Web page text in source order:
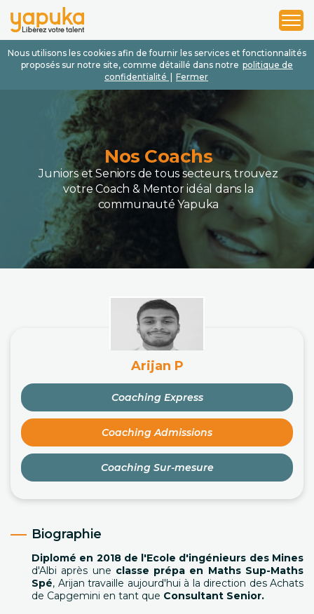
Nous utilisons les cookies afin de fournir les services et fonctionnalités
proposés sur notre site, comme détaillé dans notre politique de
confidentialité
Fermer
1
2
3
Nos Coachs
Juniors et Seniors de tous secteurs, trouvez
votre Coach & Mentor idéal dans la
communauté Yapuka
Arijan P
Coaching Express
Coaching Admissions
Coaching Sur-mesure
Biographie
Diplomé en 2018 de l'Ecole d'ingénieurs des Mines
d'Albi après une classe prépa en Maths Sup-Maths
Spé, Arijan travaille aujourd'hui à la direction des Achats
de Capgemini en tant que Consultant Senior.